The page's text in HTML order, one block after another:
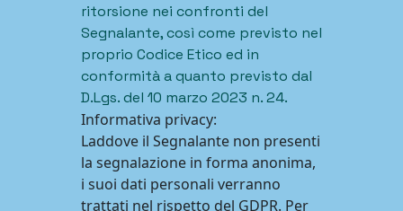
ritorsione nei confronti del
Segnalante, così come previsto nel
proprio Codice Etico ed in
conformità a quanto previsto dal
D.Lgs. del 10 marzo 2023 n. 24.
Informativa privacy:
Laddove il Segnalante non presenti
la segnalazione in forma anonima,
i suoi dati personali verranno
trattati nel rispetto del GDPR. Per